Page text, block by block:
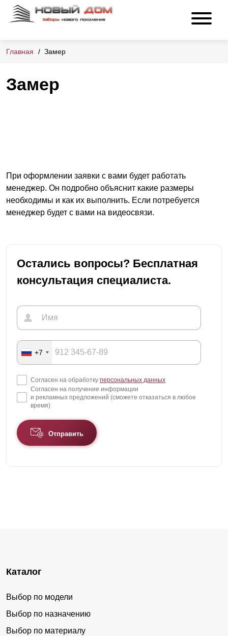
Главная Замер
Замер
При оформлении заявки с вами будет работать
менеджер. Он подробно объяснит какие размеры
необходимы и как их выполнить. Если потребуется
менеджер будет с вами на видеосвязи.
Остались вопросы? Бесплатная
консультация специалиста.
+7
Согласен на обработку персональных данных
Согласен на получение информации
и рекламных предложений (сможете отказаться в любое
время)
Отправить
Каталог
Выбор по модели
Выбор по назначению
Выбор по материалу